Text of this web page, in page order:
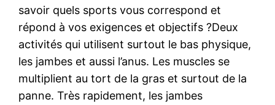
savoir quels sports vous correspond et
répond à vos exigences et objectifs ?Deux
activités qui utilisent surtout le bas physique,
les jambes et aussi l’anus. Les muscles se
multiplient au tort de la gras et surtout de la
panne. Très rapidement, les jambes